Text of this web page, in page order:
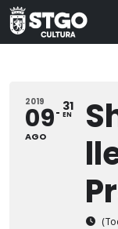
2019
09
AGO
31
EN